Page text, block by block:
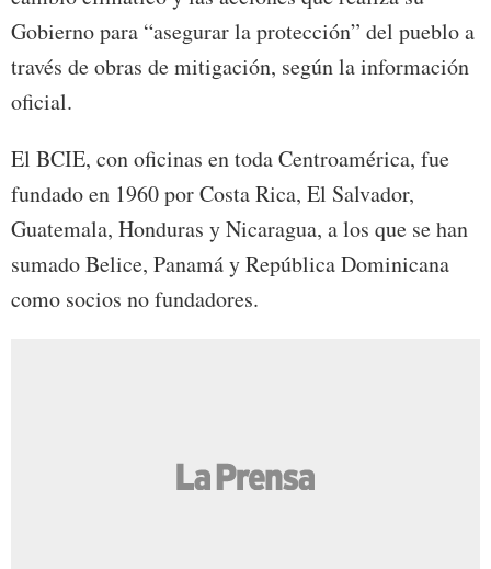
Gobierno para “asegurar la protección” del pueblo a
través de obras de mitigación, según la información
oficial.
El BCIE, con oficinas en toda Centroamérica, fue
fundado en 1960 por Costa Rica, El Salvador,
Guatemala, Honduras y Nicaragua, a los que se han
sumado Belice, Panamá y República Dominicana
como socios no fundadores.